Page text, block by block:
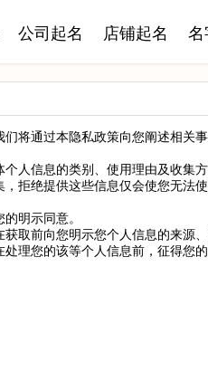
公司起名 店铺起名 名
将通过本隐私政策向您阐述相关
人信息的类别、使用理由及收集方
拒绝提供这些信息仅会使您无法
明示同意。
取前向您明示您个人信息的来源
理您的该等个人信息前，征得您